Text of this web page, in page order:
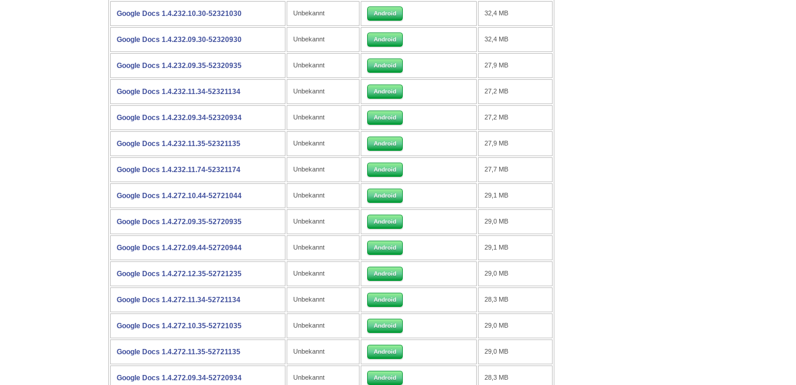
Google Docs 1.4.232.10.30-52321030 Unbekannt Android 32,4 MB
Google Docs 1.4.232.09.30-52320930 Unbekannt Android 32,4 MB
Google Docs 1.4.232.09.35-52320935 Unbekannt Android 27,9 MB
Google Docs 1.4.232.11.34-52321134 Unbekannt Android 27,2 MB
Google Docs 1.4.232.09.34-52320934 Unbekannt Android 27,2 MB
Google Docs 1.4.232.11.35-52321135 Unbekannt Android 27,9 MB
Google Docs 1.4.232.11.74-52321174 Unbekannt Android 27,7 MB
Google Docs 1.4.272.10.44-52721044 Unbekannt Android 29,1 MB
Google Docs 1.4.272.09.35-52720935 Unbekannt Android 29,0 MB
Google Docs 1.4.272.09.44-52720944 Unbekannt Android 29,1 MB
Google Docs 1.4.272.12.35-52721235 Unbekannt Android 29,0 MB
Google Docs 1.4.272.11.34-52721134 Unbekannt Android 28,3 MB
Google Docs 1.4.272.10.35-52721035 Unbekannt Android 29,0 MB
Google Docs 1.4.272.11.35-52721135 Unbekannt Android 29,0 MB
Google Docs 1.4.272.09.34-52720934 Unbekannt Android 28,3 MB